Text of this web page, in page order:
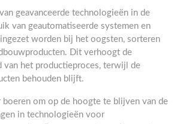
geavanceerde technologieën in de
van geautomatiseerde systemen en
worden bij het oogsten, sorteren
Dit verhoogt de
van het productieproces, terwijl de
behouden blijft.
om op de hoogte te blijven van de
in technologieën voor